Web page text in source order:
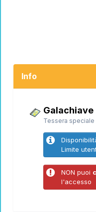
Info
Galachiave
Tessera
Limite
NON puoi
l'accesso